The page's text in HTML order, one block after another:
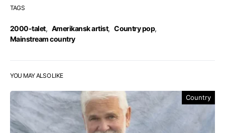
TAGS
2000-talet, Amerikansk artist, Country pop,
Mainstream country
YOU MAY ALSO LIKE
Country